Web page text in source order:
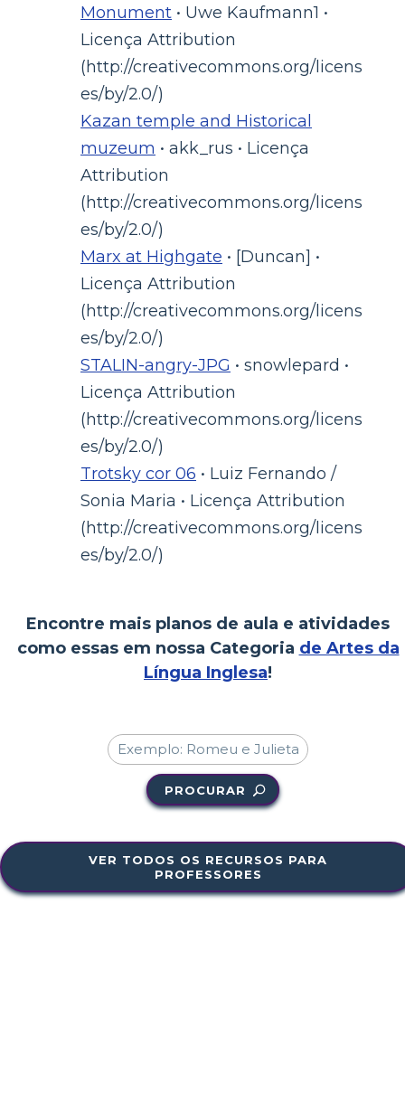
Monument • Uwe Kaufmann1 •
Licença Attribution
(http://creativecommons.org/licens
es/by/2.0/)
Kazan temple and Historical
muzeum • akk_rus • Licença
Attribution
(http://creativecommons.org/licens
es/by/2.0/)
Marx at Highgate • [Duncan] •
Licença Attribution
(http://creativecommons.org/licens
es/by/2.0/)
STALIN-angry-JPG • snowlepard •
Licença Attribution
(http://creativecommons.org/licens
es/by/2.0/)
Trotsky cor 06 • Luiz Fernando /
Sonia Maria • Licença Attribution
(http://creativecommons.org/licens
es/by/2.0/)
Encontre mais planos de aula e atividades
como essas em nossa Categoria de Artes da
Língua Inglesa!
PROCURAR
VER TODOS OS RECURSOS PARA
PROFESSORES